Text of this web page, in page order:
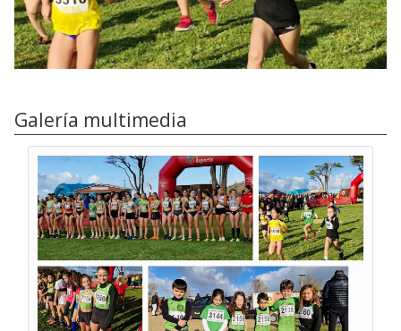
Galería multimedia